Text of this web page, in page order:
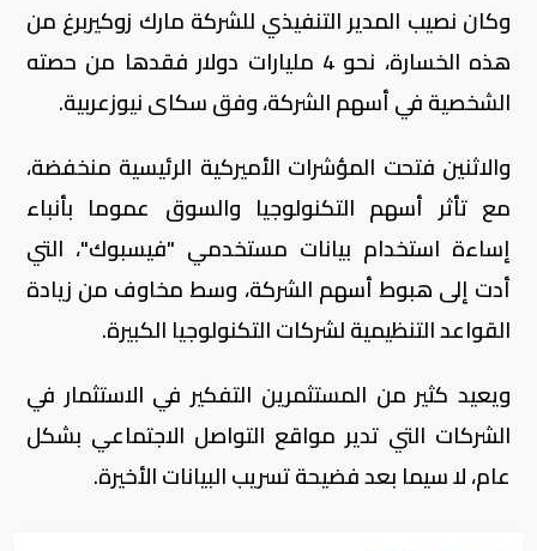
وكان نصيب المدير التنفيذي للشركة مارك زوكيربرغ من
هذه الخسارة، نحو 4 مليارات دولار فقدها من حصته
الشخصية في أسهم الشركة، وفق سكاى نيوزعربية.
والاثنين فتحت المؤشرات الأميركية الرئيسية منخفضة،
مع تأثر أسهم التكنولوجيا والسوق عموما بأنباء
إساءة استخدام بيانات مستخدمي "فيسبوك"، التي
أدت إلى هبوط أسهم الشركة، وسط مخاوف من زيادة
القواعد التنظيمية لشركات التكنولوجيا الكبيرة.
ويعيد كثير من المستثمرين التفكير في الاستثمار في
الشركات التي تدير مواقع التواصل الاجتماعي بشكل
عام، لا سيما بعد فضيحة تسريب البيانات الأخيرة.